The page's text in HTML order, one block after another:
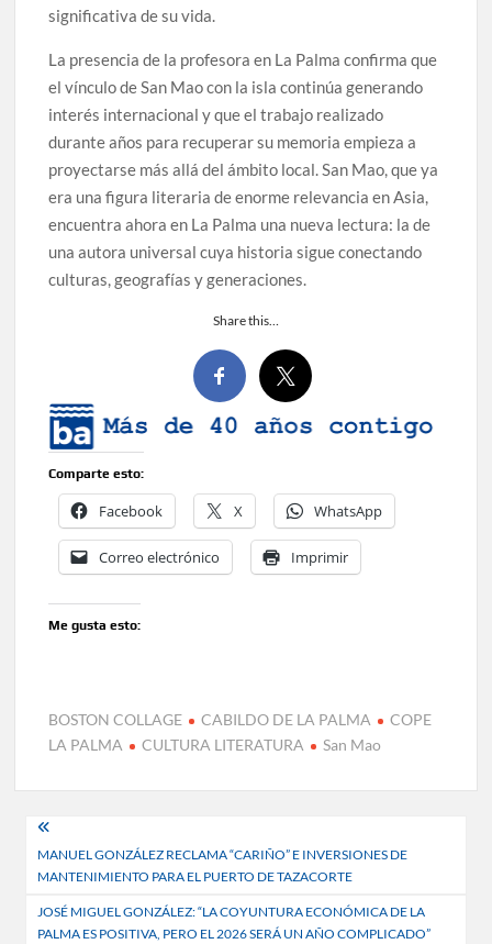
significativa de su vida.
La presencia de la profesora en La Palma confirma que
el vínculo de San Mao con la isla continúa generando
interés internacional y que el trabajo realizado
durante años para recuperar su memoria empieza a
proyectarse más allá del ámbito local. San Mao, que ya
era una figura literaria de enorme relevancia en Asia,
encuentra ahora en La Palma una nueva lectura: la de
una autora universal cuya historia sigue conectando
culturas, geografías y generaciones.
Share this…
Comparte esto:
Facebook X WhatsApp
Correo electrónico Imprimir
Me gusta esto:
BOSTON COLLAGE CABILDO DE LA PALMA
COPE
LA PALMA
CULTURA LITERATURA San Mao
Navegación
de
entradas
MANUEL GONZÁLEZ RECLAMA “CARIÑO” E INVERSIONES DE
MANTENIMIENTO PARA EL PUERTO DE TAZACORTE
JOSÉ MIGUEL GONZÁLEZ: “LA COYUNTURA ECONÓMICA DE LA
PALMA ES POSITIVA, PERO EL 2026 SERÁ UN AÑO COMPLICADO”